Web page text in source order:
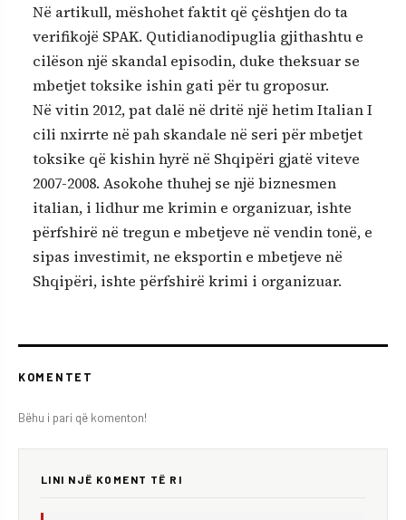
Në artikull, mëshohet faktit që çështjen do ta
verifikojë SPAK. Qutidianodipuglia gjithashtu e
cilëson një skandal episodin, duke theksuar se
mbetjet toksike ishin gati për tu groposur.
Në vitin 2012, pat dalë në dritë një hetim Italian I
cili nxirrte në pah skandale në seri për mbetjet
toksike që kishin hyrë në Shqipëri gjatë viteve
2007-2008. Asokohe thuhej se një biznesmen
italian, i lidhur me krimin e organizuar, ishte
përfshirë në tregun e mbetjeve në vendin tonë, e
sipas investimit, ne eksportin e mbetjeve në
Shqipëri, ishte përfshirë krimi i organizuar.
KOMENTET
Bëhu i pari që komenton!
LINI NJË KOMENT TË RI